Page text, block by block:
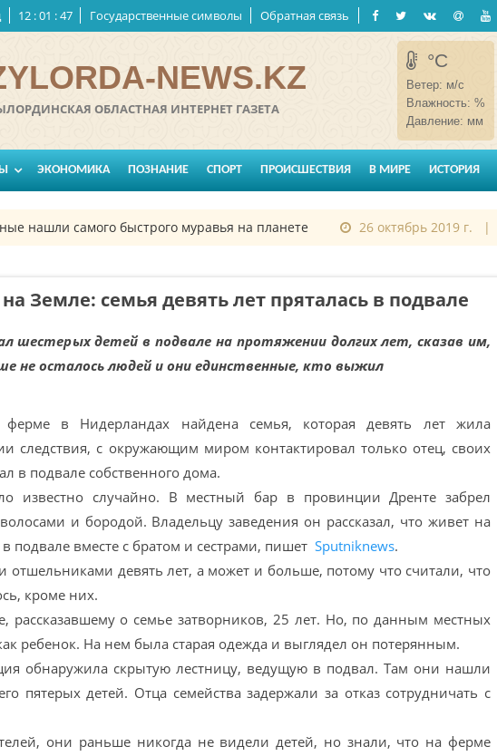
12 :01 :48 Государственные символы Обратная связь
NEWS.KZ
ОБЛАСТНАЯ ИНТЕРНЕТ ГАЗЕТА
°C
Ветер: м/с
Влажность: %
Давление: мм
ЭКОНОМИКА ПОЗНАНИЕ СПОРТ ПРОИСШЕСТВИЯ В МИРЕ ИСТОРИЯ
нашли самого быстрого муравья на планете 26 октябрь 2019 г. |
Земле: семья девять лет пряталась в подвале
шестерых детей в подвале на протяжении долгих лет, сказав им,
не осталось людей и они единственные, кто выжил
в Нидерландах найдена семья, которая девять лет жила
следствия, с окружающим миром контактировал только отец, своих
в подвале собственного дома.
известно случайно. В местный бар в провинции Дренте забрел
и бородой. Владельцу заведения он рассказал, что живет на
подвале вместе с братом и сестрами, пишет Sputniknews.
отшельниками девять лет, а может и больше, потому что считали, что
кроме них.
рассказавшему о семье затворников, 25 лет. Но, по данным местных
ребенок. На нем была старая одежда и выглядел он потерянным.
обнаружила скрытую лестницу, ведущую в подвал. Там они нашли
пятерых детей. Отца семейства задержали за отказ сотрудничать с
они раньше никогда не видели детей, но знали, что на ферме